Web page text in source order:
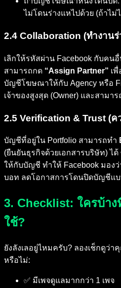
ไม่โดนร่างแหไปด้วย (ถ้าไม่
2.4 Collaboration (ทำงาน
เลิกให้รหัสผ่าน Facebook กับคน
สามารถกด “Assign Partner” เ
บัญชีโฆษณาให้กับ Agency หรือ
เจ้าของสูงสุด (Owner) และสามา
2.5 Verification & Trust (ค
บัญชีที่อยู่ใน Portfolio สามารถทำ
(ยืนยันธุรกิจด้วยเอกสารบริษัท) ได้
ให้กับบัญชี ทำให้ Facebook มองว่
บอท ลดโอกาสการโดนปิดบัญชีแบ
3. Checklist: ใครบ้าง
ใช้?
ยังลังเลอยู่ไหมครับ? ลองเช็กดูว่
หรือไม่:
✅ มีเพจดูแลมากกว่า 1 เพจ